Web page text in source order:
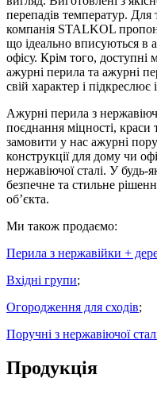
перепадів температур. Для
компанія STALKOL
що ідеально вписуються в
офісу. Крім того, доступні
ажурні перила та ажурні
свій характер і підкреслює
Ажурні перила з
поєднання міцності,
замовити у нас ажурні
конструкції для дому чи
нержавіючої сталі. У
безпечне та стильне
об’єкта.
Ми також продаємо:
Перила з нержавійки +
Вхідні групи;
Огородження для сходів;
Поручні з нержавіючої
Продукція